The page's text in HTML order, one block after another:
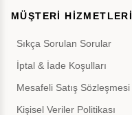
MÜŞTERİ HİZMETLERİ
Sıkça Sorulan Sorular
İptal & İade Koşulları
Mesafeli Satış Sözleşmesi
Kişisel Veriler Politikası